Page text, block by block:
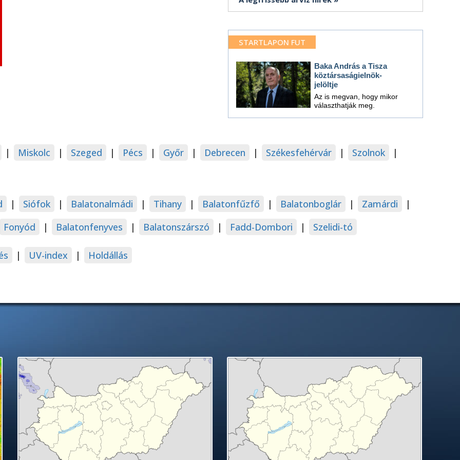
STARTLAPON FUT
Baka András a Tisza
köztársaságielnök-
jelöltje
Az is megvan, hogy mikor
választhatják meg.
| Miskolc | Szeged | Pécs | Győr | Debrecen | Székesfehérvár | Szolnok
|
| Siófok | Balatonalmádi | Tihany | Balatonfűzfő | Balatonboglár | Zamárdi
|
Fonyód | Balatonfenyves | Balatonszárszó | Fadd-Dombori | Szelidi-tó
| UV-index | Holdállás